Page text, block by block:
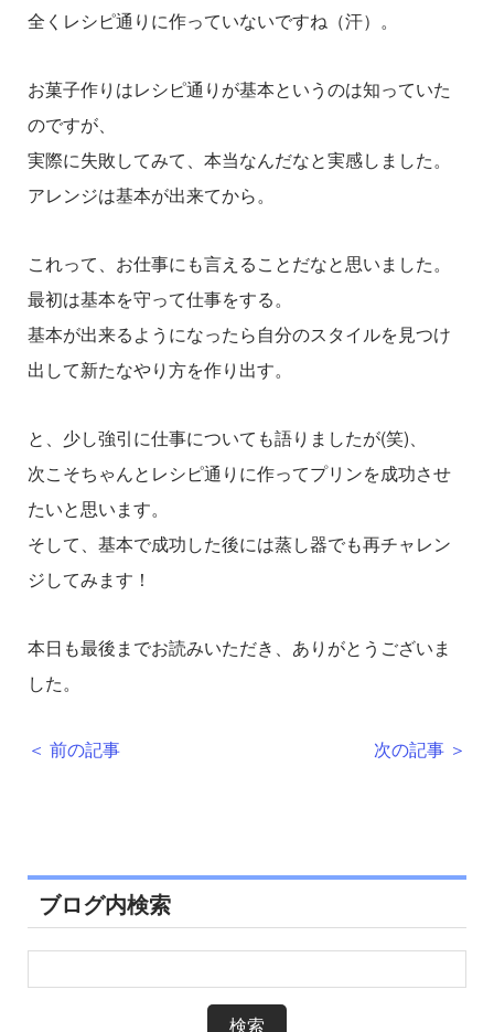
全くレシピ通りに作っていないですね（汗）。
お菓子作りはレシピ通りが基本というのは知っていた
のですが、
実際に失敗してみて、本当なんだなと実感しました。
アレンジは基本が出来てから。
これって、お仕事にも言えることだなと思いました。
最初は基本を守って仕事をする。
基本が出来るようになったら自分のスタイルを見つけ
出して新たなやり方を作り出す。
と、少し強引に仕事についても語りましたが(笑)、
次こそちゃんとレシピ通りに作ってプリンを成功させ
たいと思います。
そして、基本で成功した後には蒸し器でも再チャレン
ジしてみます！
本日も最後までお読みいただき、ありがとうございま
した。
＜ 前の記事 次の記事 ＞
ブログ内検索